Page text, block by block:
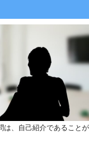
は、自己紹介であることが